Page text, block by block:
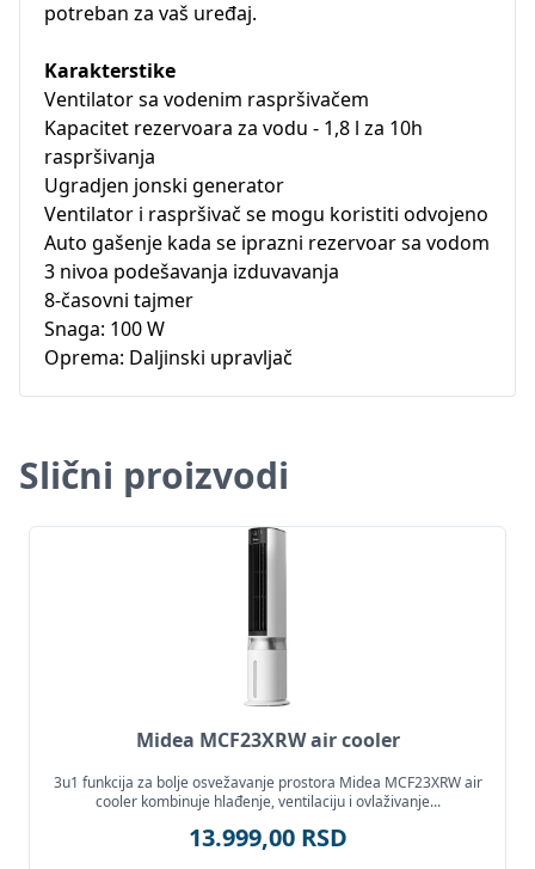
potreban za vaš uređaj.
Karakterstike
Ventilator sa vodenim raspršivačem
Kapacitet rezervoara za vodu - 1,8 l za 10h
raspršivanja
Ugradjen jonski generator
Ventilator i raspršivač se mogu koristiti odvojeno
Auto gašenje kada se iprazni rezervoar sa vodom
3 nivoa podešavanja izduvavanja
8-časovni tajmer
Snaga: 100 W
Oprema: Daljinski upravljač
Slični proizvodi
Midea MCF23XRW air cooler
3u1 funkcija za bolje osvežavanje prostora Midea MCF23XRW air
cooler kombinuje hlađenje, ventilaciju i ovlaživanje...
13.999,00 RSD